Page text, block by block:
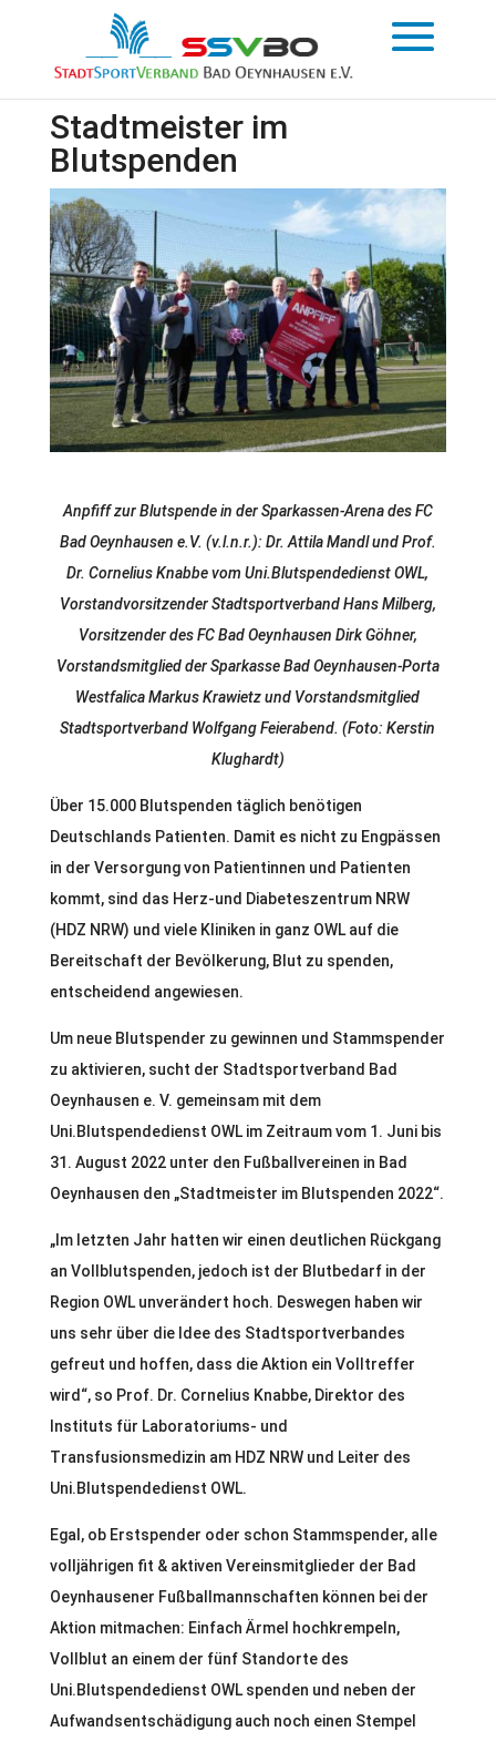
Stadtmeister im
Blutspenden
Anpfiff zur Blutspende in der Sparkassen-Arena des FC
Bad Oeynhausen e.V. (v.l.n.r.): Dr. Attila Mandl und Prof.
Dr. Cornelius Knabbe vom Uni.Blutspendedienst OWL,
Vorstandvorsitzender Stadtsportverband Hans Milberg,
Vorsitzender des FC Bad Oeynhausen Dirk Göhner,
Vorstandsmitglied der Sparkasse Bad Oeynhausen-Porta
Westfalica Markus Krawietz und Vorstandsmitglied
Stadtsportverband Wolfgang Feierabend. (Foto: Kerstin
Klughardt)
Über 15.000 Blutspenden täglich benötigen
Deutschlands Patienten. Damit es nicht zu Engpässen
in der Versorgung von Patientinnen und Patienten
kommt, sind das Herz-und Diabeteszentrum NRW
(HDZ NRW) und viele Kliniken in ganz OWL auf die
Bereitschaft der Bevölkerung, Blut zu spenden,
entscheidend angewiesen.
Um neue Blutspender zu gewinnen und Stammspender
zu aktivieren, sucht der Stadtsportverband Bad
Oeynhausen e. V. gemeinsam mit dem
Uni.Blutspendedienst OWL im Zeitraum vom 1. Juni bis
31. August 2022 unter den Fußballvereinen in Bad
Oeynhausen den „Stadtmeister im Blutspenden 2022“.
„Im letzten Jahr hatten wir einen deutlichen Rückgang
an Vollblutspenden, jedoch ist der Blutbedarf in der
Region OWL unverändert hoch. Deswegen haben wir
uns sehr über die Idee des Stadtsportverbandes
gefreut und hoffen, dass die Aktion ein Volltreffer
wird“, so Prof. Dr. Cornelius Knabbe, Direktor des
Instituts für Laboratoriums- und
Transfusionsmedizin am HDZ NRW und Leiter des
Uni.Blutspendedienst OWL.
Egal, ob Erstspender oder schon Stammspender, alle
volljährigen fit & aktiven Vereinsmitglieder der Bad
Oeynhausener Fußballmannschaften können bei der
Aktion mitmachen: Einfach Ärmel hochkrempeln,
Vollblut an einem der fünf Standorte des
Uni.Blutspendedienst OWL spenden und neben der
Aufwandsentschädigung auch noch einen Stempel